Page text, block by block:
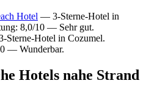
Hotel — 3-Sterne-Hotel in
8,0/10 — Sehr gut.
Sterne-Hotel in Cozumel.
— Wunderbar.
Hotels nahe Strand